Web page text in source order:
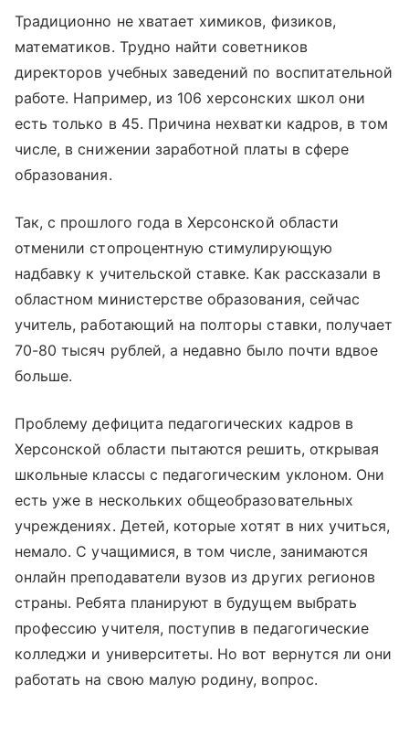
Традиционно не хватает химиков, физиков,
математиков. Трудно найти советников
директоров учебных заведений по воспитательной
работе. Например, из 106 херсонских школ они
есть только в 45. Причина нехватки кадров, в том
числе, в снижении заработной платы в сфере
образования.
Так, с прошлого года в Херсонской области
отменили стопроцентную стимулирующую
надбавку к учительской ставке. Как рассказали в
областном министерстве образования, сейчас
учитель, работающий на полторы ставки, получает
70-80 тысяч рублей, а недавно было почти вдвое
больше.
Проблему дефицита педагогических кадров в
Херсонской области пытаются решить, открывая
школьные классы с педагогическим уклоном. Они
есть уже в нескольких общеобразовательных
учреждениях. Детей, которые хотят в них учиться,
немало. С учащимися, в том числе, занимаются
онлайн преподаватели вузов из других регионов
страны. Ребята планируют в будущем выбрать
профессию учителя, поступив в педагогические
колледжи и университеты. Но вот вернутся ли они
работать на свою малую родину, вопрос.